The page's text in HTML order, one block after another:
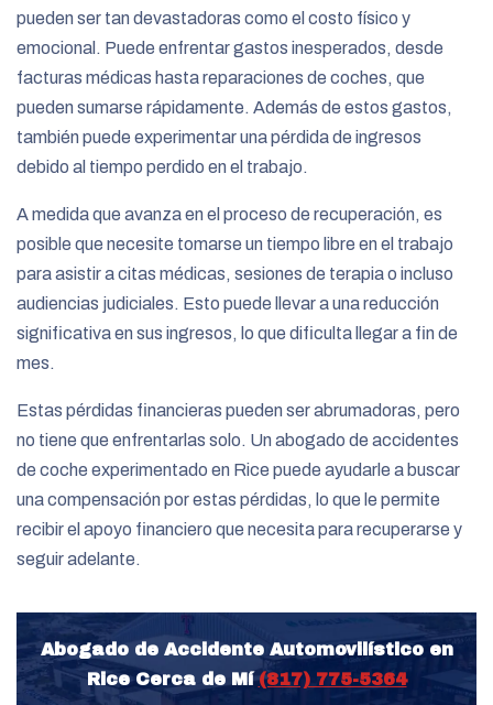
pueden ser tan devastadoras como el costo físico y
emocional. Puede enfrentar gastos inesperados, desde
facturas médicas hasta reparaciones de coches, que
pueden sumarse rápidamente. Además de estos gastos,
también puede experimentar una pérdida de ingresos
debido al tiempo perdido en el trabajo.
A medida que avanza en el proceso de recuperación, es
posible que necesite tomarse un tiempo libre en el trabajo
para asistir a citas médicas, sesiones de terapia o incluso
audiencias judiciales. Esto puede llevar a una reducción
significativa en sus ingresos, lo que dificulta llegar a fin de
mes.
Estas pérdidas financieras pueden ser abrumadoras, pero
no tiene que enfrentarlas solo. Un abogado de accidentes
de coche experimentado en Rice puede ayudarle a buscar
una compensación por estas pérdidas, lo que le permite
recibir el apoyo financiero que necesita para recuperarse y
seguir adelante.
Abogado de Accidente Automovilístico en
Rice Cerca de Mí(817) 775-5364